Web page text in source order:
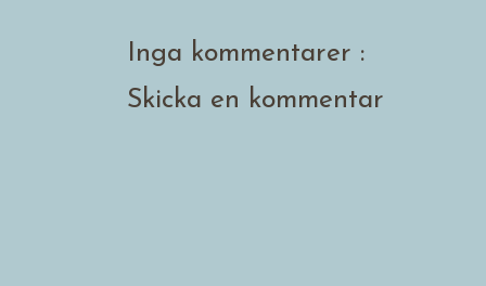
Inga kommentarer :
Skicka en kommentar